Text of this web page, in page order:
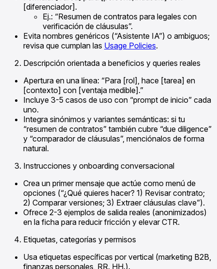
[diferenciador].
Ej.: “Resumen de contratos para legales con
verificación de cláusulas”.
Evita nombres genéricos (“Asistente IA”) o ambiguos;
revisa que cumplan las Usage Policies.
Descripción orientada a beneficios y queries reales
Apertura en una línea: “Para [rol], hace [tarea] en
[contexto] con [ventaja medible].”
Incluye 3-5 casos de uso con “prompt de inicio” cada
uno.
Integra sinónimos y variantes semánticas: si tu
“resumen de contratos” también cubre “due diligence”
y “comparador de cláusulas”, menciónalos de forma
natural.
Instrucciones y onboarding conversacional
Crea un primer mensaje que actúe como menú de
opciones (“¿Qué quieres hacer? 1) Revisar contrato;
2) Comparar versiones; 3) Extraer cláusulas clave”).
Ofrece 2-3 ejemplos de salida reales (anonimizados)
en la ficha para reducir fricción y elevar CTR.
Etiquetas, categorías y permisos
Usa etiquetas específicas por vertical (marketing B2B,
finanzas personales, RR. HH.).